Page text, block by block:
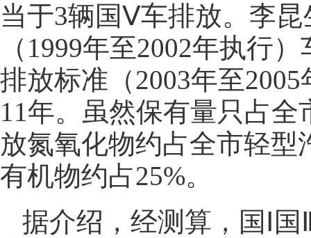
当于3辆国Ⅴ车排放。李
（1999年至2002年执行
排放标准（2003年至
11年。虽然保有量只占
放氮氧化物约占全市轻型
有机物约占25%。
据介绍，经测算，国Ⅰ